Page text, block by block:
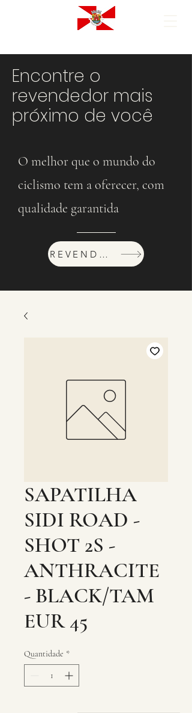
Encontre o
revendedor mais
próximo de você
O melhor que o mundo do
ciclismo tem a oferecer, com
qualidade garantida
REVENDEDORES
SAPATILHA
SIDI ROAD -
SHOT 2S -
ANTHRACITE
- BLACK/TAM
EUR 45
Quantidade *